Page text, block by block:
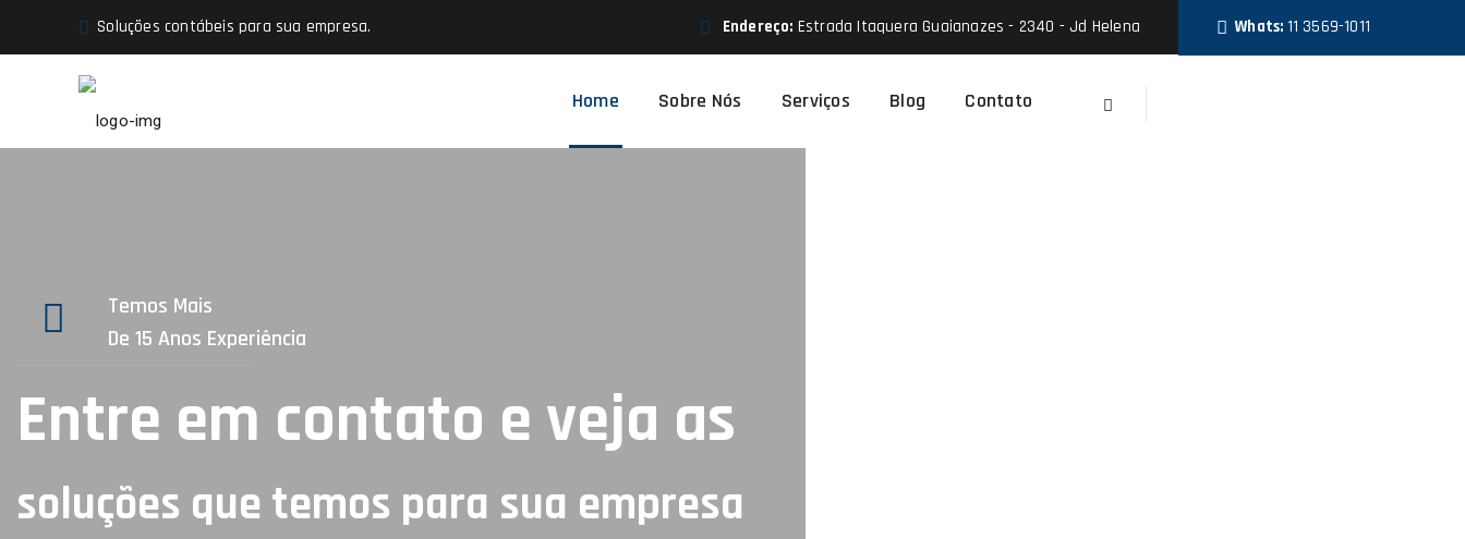
Soluções contábeis para sua empresa. Endereço: Estrada Itaquera Guaianazes - 2340 - Jd Helena Whats: 11 3569-1011
Home Sobre Nós Serviços Blog Contato
Temos Mais
De 15 Anos Experiência
Entre em contato e veja as
soluções que temos para sua empresa